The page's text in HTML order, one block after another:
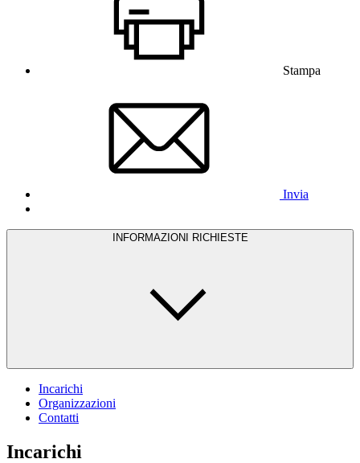
Stampa
Invia
INFORMAZIONI RICHIESTE
Incarichi
Organizzazioni
Contatti
Incarichi